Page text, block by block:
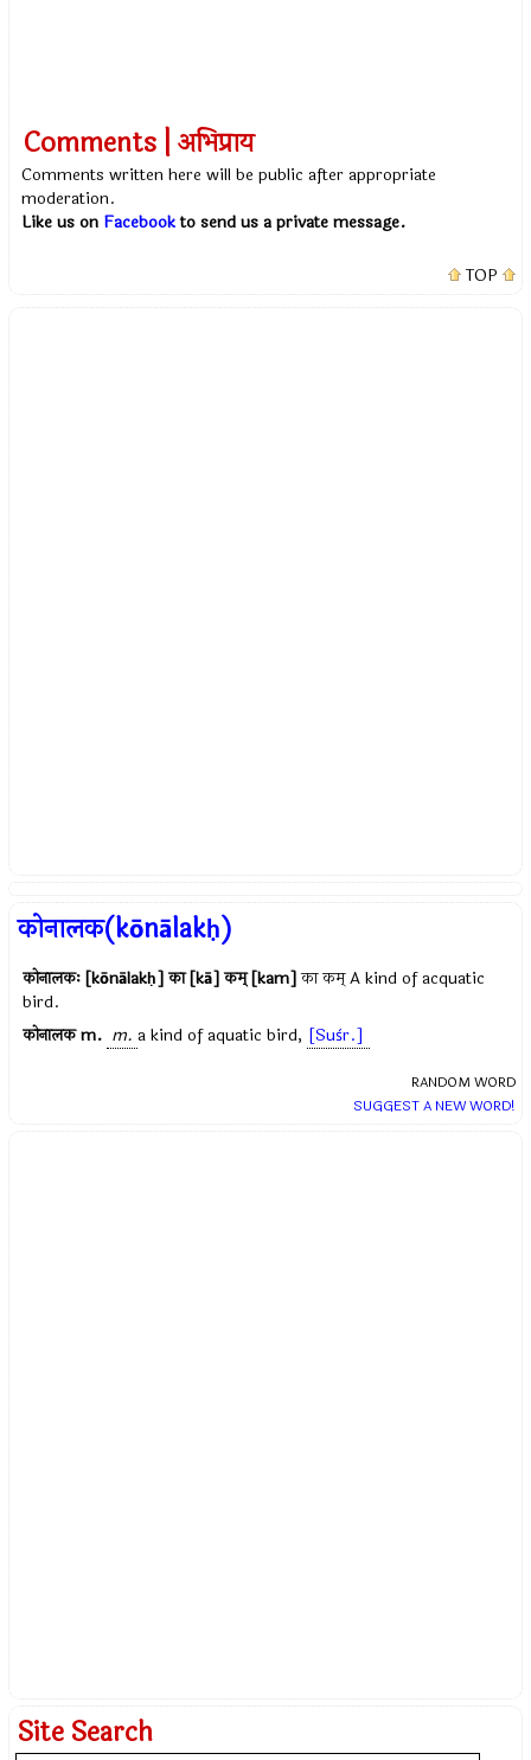
Comments | अभिप्राय
Comments written here will be public after appropriate
moderation.
Like us on Facebookto send us a private message.
TOP
कोनालक(kōnālakḥ)
कोनालकः [kōnālakḥ] का [kā] कम् [kam] का कम् A kind of acquatic
bird.
कोनालकm. m. a kind of aquatic bird, [Suśr.]
RANDOM WORD
SUGGEST A NEW WORD!
Site Search